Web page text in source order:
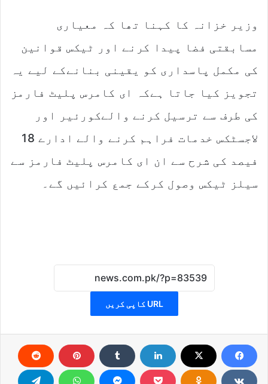
وزیر خزانہ کا کہنا تھا کہ معیاری
مسابقتی فضا پیدا کرنے اور ٹیکس قوانین
کی مکمل پاسداری کو یقینی بنانےکے لیے یہ
تجویز کیا جاتا ہےکہ ای کامرس پلیٹ فارمز
کی طرف سے ترسیل کرنے والےکورئیر اور
لاجسٹکس خدمات فراہم کرنے والے ادارے 18
فیصد کی شرح سے ان ای کامرس پلیٹ فارمز سے
سیلز ٹیکس وصول کرکے جمع کرائیں گے۔
URL کاپی کریں